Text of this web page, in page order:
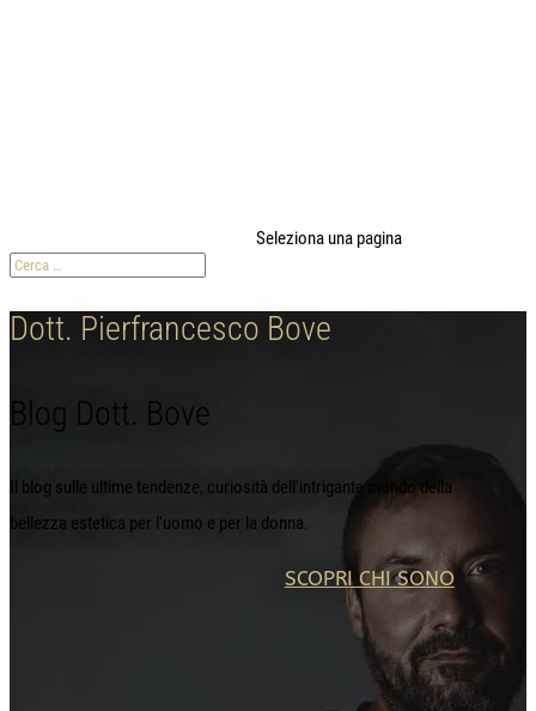
Seleziona una pagina
Dott. Pierfrancesco Bove
Blog Dott. Bove
Il blog sulle ultime tendenze, curiosità dell'intrigante mondo della
bellezza estetica per l'uomo e per la donna.
SCOPRI CHI SONO